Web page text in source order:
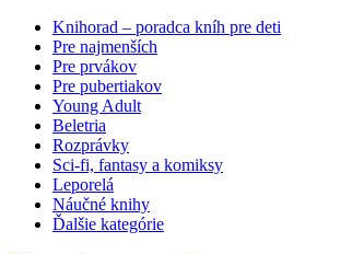
Knihorad – poradca kníh pre deti
Pre najmenších
Pre prvákov
Pre pubertiakov
Young Adult
Beletria
Rozprávky
Sci-fi, fantasy a komiksy
Leporelá
Náučné knihy
Ďalšie kategórie